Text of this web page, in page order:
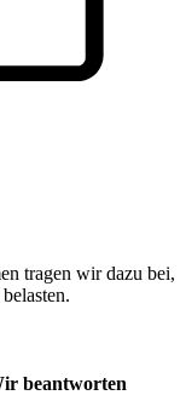
tragen wir dazu bei,
beantworten